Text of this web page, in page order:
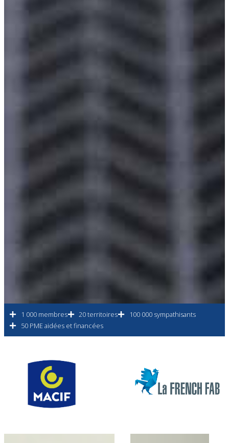
1 000 membres 20 territoires
100 000 sympathisants
50 PME aidées et financées